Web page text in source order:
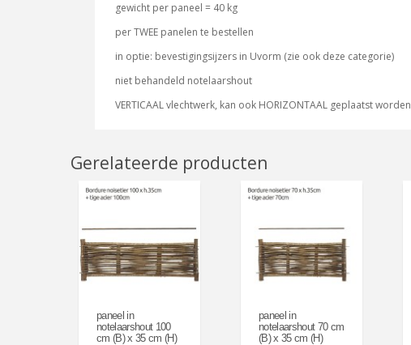
gewicht per paneel = 40 kg
per TWEE panelen te bestellen
in optie: bevestigingsijzers in Uvorm (zie ook deze categorie)
niet behandeld notelaarshout
VERTICAAL vlechtwerk, kan ook HORIZONTAAL geplaatst worden
Gerelateerde producten
paneel in
notelaarshout 100
cm (B) x 35 cm (H)
paneel in
notelaarshout 70 cm
(B) x 35 cm (H)